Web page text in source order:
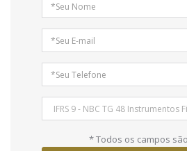
* Todos os campos